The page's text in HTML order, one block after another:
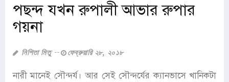
পছন্দ যখন রুপালী আভার রুপার
গয়না
নিশিতা মিতু ফেব্রুয়ারি ২৮, ২০১৮
নারী মানেই সৌন্দর্য। আর সেই সৌন্দর্যের ক্যানভাসে খানিকটা